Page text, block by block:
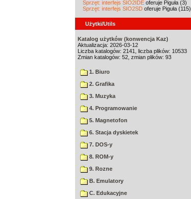
Sprzęt: interfejs SIO2IDE oferuje Piguła (3)
Sprzęt: interfejs SIO2SD oferuje Piguła (115)
Użytki/Utils
Katalog użytków (konwencja Kaz)
Aktualizacja: 2026-03-12
Liczba katalogów: 2141, liczba plików: 10533
Zmian katalogów: 52, zmian plików: 93
1. Biuro
2. Grafika
3. Muzyka
4. Programowanie
5. Magnetofon
6. Stacja dyskietek
7. DOS-y
8. ROM-y
9. Rozne
B. Emulatory
C. Edukacyjne